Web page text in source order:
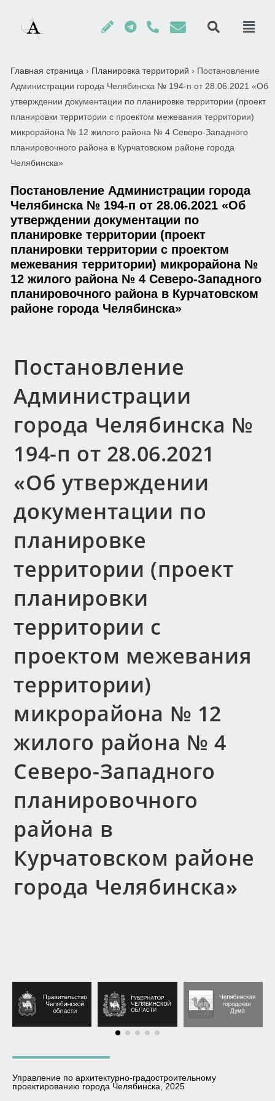
Главная страница › Планировка территорий › Постановление
Администрации города Челябинска № 194-п от 28.06.2021 «Об
утверждении документации по планировке территории (проект
планировки территории с проектом межевания территории)
микрорайона № 12 жилого района № 4 Северо-Западного
планировочного района в Курчатовском районе города
Челябинска»
Постановление Администрации города
Челябинска № 194-п от 28.06.2021 «Об
утверждении документации по
планировке территории (проект
планировки территории с проектом
межевания территории) микрорайона №
12 жилого района № 4 Северо-Западного
планировочного района в Курчатовском
районе города Челябинска»
Постановление
Администрации
города Челябинска №
194-п от 28.06.2021
«Об утверждении
документации по
планировке
территории (проект
планировки
территории с
проектом межевания
территории)
микрорайона № 12
жилого района № 4
Северо-Западного
планировочного
района в
Курчатовском районе
города Челябинска»
Управление по архитектурно-градостроительному
проектированию города Челябинска, 2025